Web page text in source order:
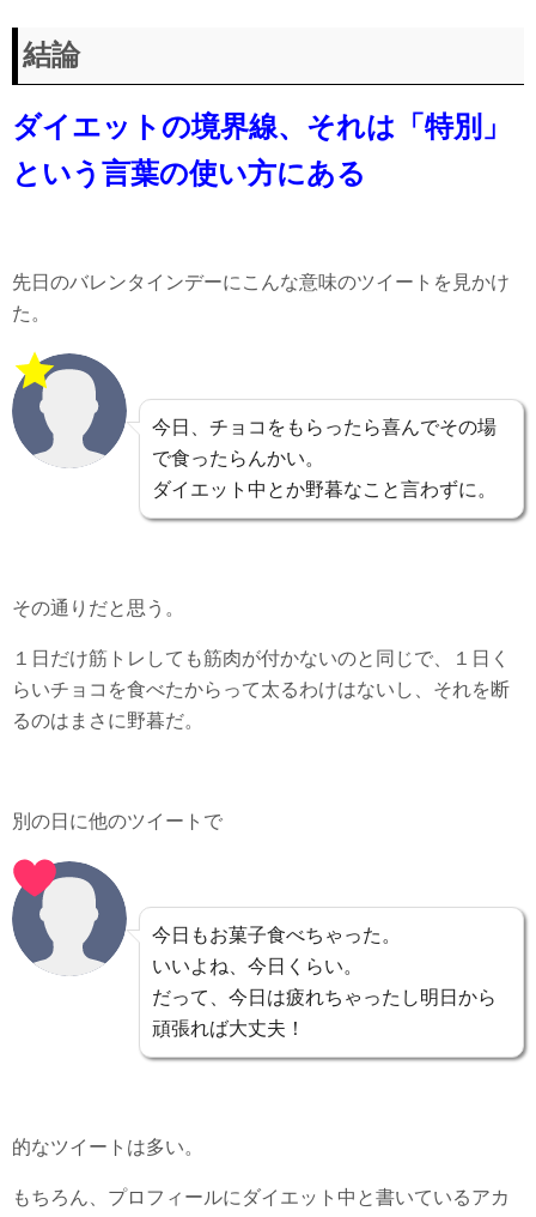
結論
ダイエットの境界線、それは「 特別」
という言葉の使い方にある
先日のバレンタインデーにこんな意味のツイートを見かけ
た。
今日、チョコをもらったら喜んでその場
で食ったらんかい。
ダイエット中とか野暮なこと言わずに。
その通りだと思う。
１日だけ筋トレしても筋肉が付かないのと同じで、１日く
らいチョコを食べたからって太るわけはないし、それを断
るのはまさに野暮だ。
別の日に他のツイートで
今日もお菓子食べちゃった。
いいよね、今日くらい。
だって、今日は疲れちゃったし明日から
頑張れば大丈夫！
的なツイートは多い。
もちろん、プロフィールにダイエット中と書いているアカ